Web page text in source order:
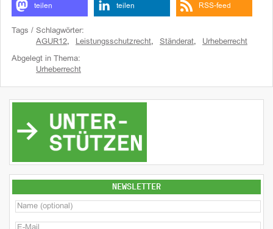
teilen teilen RSS-feed
Tags / Schlagwörter:
AGUR12, Leistungsschutzrecht, Ständerat, Urheberrecht
Abgelegt in Thema:
Urheberrecht
NEWSLETTER